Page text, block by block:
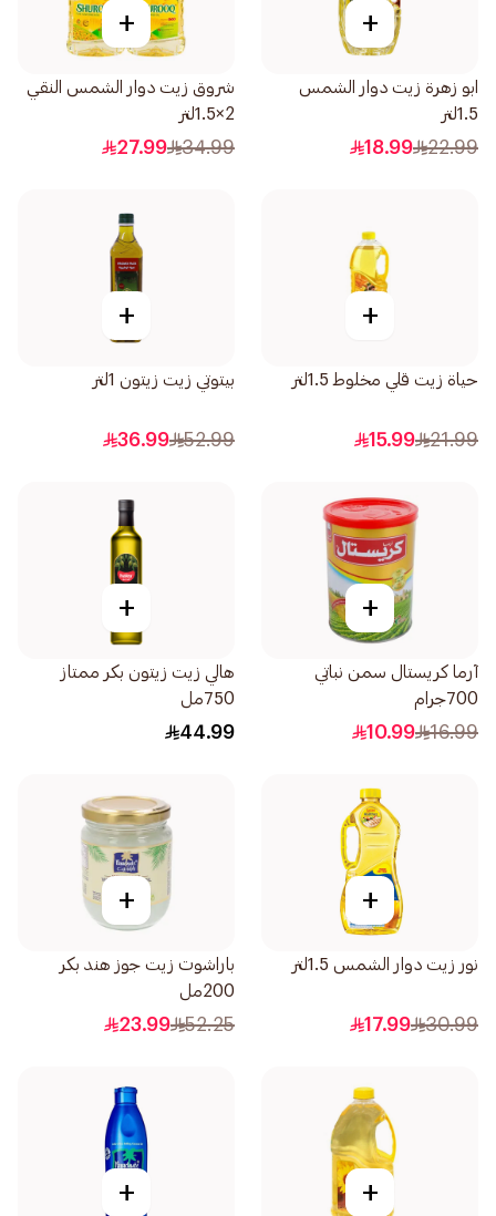
+
ابو زهرة زيت دوار الشمس
1.5لتر
22.99
18.99
+
شروق زيت دوار الشمس النقي
2×1.5لتر
34.99
27.99
+
حياة زيت قلي مخلوط 1.5لتر
21.99
15.99
+
بيتوتي زيت زيتون 1لتر
52.99
36.99
+
آرما كريستال سمن نباتي
700جرام
16.99
10.99
+
هالي زيت زيتون بكر ممتاز
750مل
44.99
+
نور زيت دوار الشمس 1.5لتر
30.99
17.99
+
باراشوت زيت جوز هند بكر
200مل
52.25
23.99
+
+